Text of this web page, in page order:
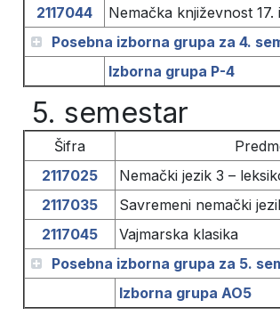
2117044
Nemačka književnost 17.
Posebna izborna grupa za 4.
Izborna grupa P-4
5. semestar
Šifra
2117025
Nemački jezik 3 –
2117035
Savremeni nemački
2117045
Vajmarska klasika
Posebna izborna grupa za 5.
Izborna grupa AO5